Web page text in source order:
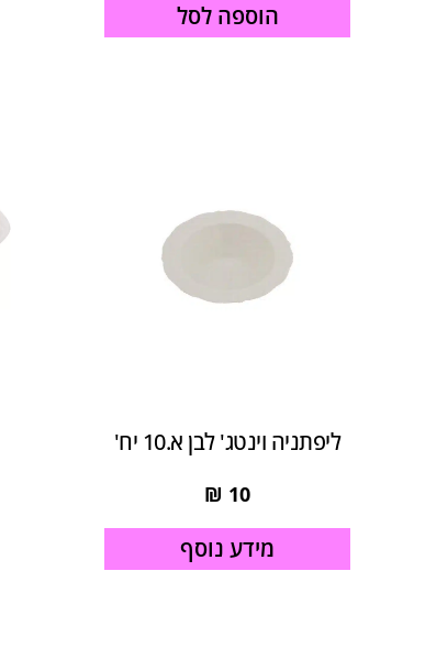
הוספה לסל
ליפתניה וינטג' לבן א.10 יח'
10
₪
מידע נוסף